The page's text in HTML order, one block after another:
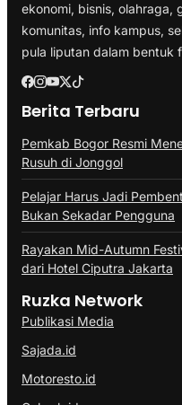
ekonomi, bisnis, olahraga,
komunitas, info kampus,
pula liputan dalam bentuk
Berita Terbaru
Pemkab Bogor Resmi
Rusuh di Jonggol
Pelajar Harus Jadi
Bukan Sekadar Pengguna
Rayakan Mid-Autumn
dari Hotel Ciputra Jakarta
Ruzka Network
Publikasi Media
Sajada.id
Motoresto.id